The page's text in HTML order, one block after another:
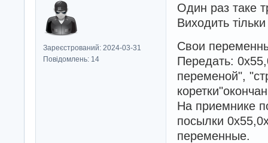
Зареєстрований: 2024-03-31
Повідомлень: 14
Один раз таке
Виходить
Свои
Передать:
переменой",
На приемнике
посылки
переменные.